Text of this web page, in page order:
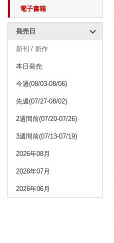
電子書籍
発売日
新刊 / 新作
本日発売
今週(08/03-08/06)
先週(07/27-08/02)
2週間前(07/20-07/26)
3週間前(07/13-07/19)
2026年08月
2026年07月
2026年06月